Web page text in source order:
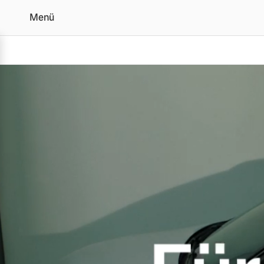
Volvo XC40 Für jeden
Menü